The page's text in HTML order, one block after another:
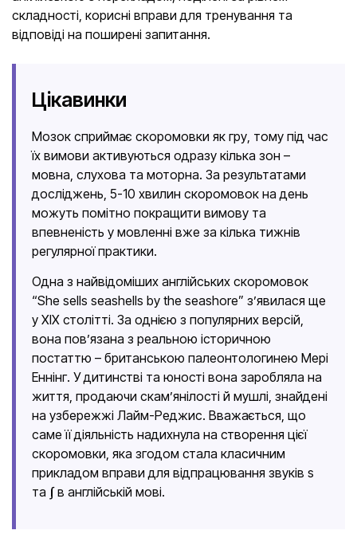
складності, корисні вправи для тренування та
відповіді на поширені запитання.
Цікавинки
Мозок сприймає скоромовки як гру, тому під час
їх вимови активуються одразу кілька зон –
мовна, слухова та моторна. За результатами
досліджень, 5-10 хвилин скоромовок на день
можуть помітно покращити вимову та
впевненість у мовленні вже за кілька тижнів
регулярної практики.
Одна з найвідоміших англійських скоромовок
“She sells seashells by the seashore” з’явилася ще
у XIX столітті. За однією з популярних версій,
вона пов’язана з реальною історичною
постаттю – британською палеонтологинею Мері
Еннінг. У дитинстві та юності вона заробляла на
життя, продаючи скам’янілості й мушлі, знайдені
на узбережжі Лайм-Реджис. Вважається, що
саме її діяльність надихнула на створення цієї
скоромовки, яка згодом стала класичним
прикладом вправи для відпрацювання звуків s
та ʃ в англійській мові.